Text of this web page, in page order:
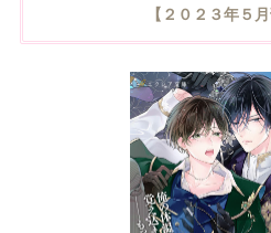
【２０２３年５